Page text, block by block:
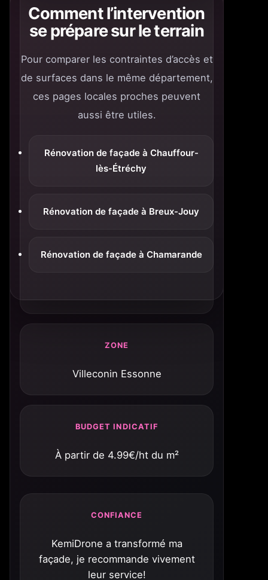
Comment l’intervention
se prépare sur le terrain
Pour comparer les contraintes d’accès et
de surfaces dans le même département,
ces pages locales proches peuvent
aussi être utiles.
Rénovation de façade à Chauffour-
lès-Étréchy
Rénovation de façade à Breux-Jouy
Rénovation de façade à Chamarande
ZONE
Villeconin Essonne
BUDGET INDICATIF
À partir de 4.99€/ht du m²
CONFIANCE
KemiDrone a transformé ma
façade, je recommande vivement
leur service!